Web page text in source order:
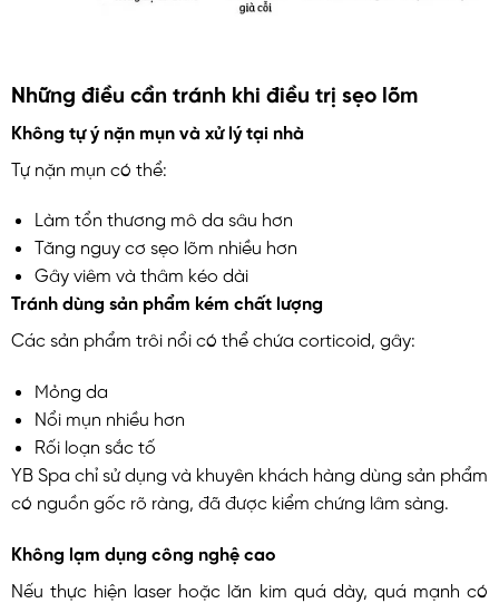
Những điều cần tránh khi điều trị sẹo lõm
Không tự ý nặn mụn và xử lý tại nhà
Tự nặn mụn có thể:
Làm tổn thương mô da sâu hơn
Tăng nguy cơ sẹo lõm nhiều hơn
Gây viêm và thâm kéo dài
Tránh dùng sản phẩm kém chất lượng
Các sản phẩm trôi nổi có thể chứa corticoid, gây:
Mỏng da
Nổi mụn nhiều hơn
Rối loạn sắc tố
YB Spa chỉ sử dụng và khuyên khách hàng dùng sản phẩm
có nguồn gốc rõ ràng, đã được kiểm chứng lâm sàng.
Không lạm dụng công nghệ cao
Nếu thực hiện laser hoặc lăn kim quá dày, quá mạnh có